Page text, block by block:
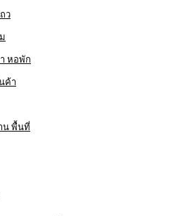
ว
หอพัก
ค้า
น พื้นที่